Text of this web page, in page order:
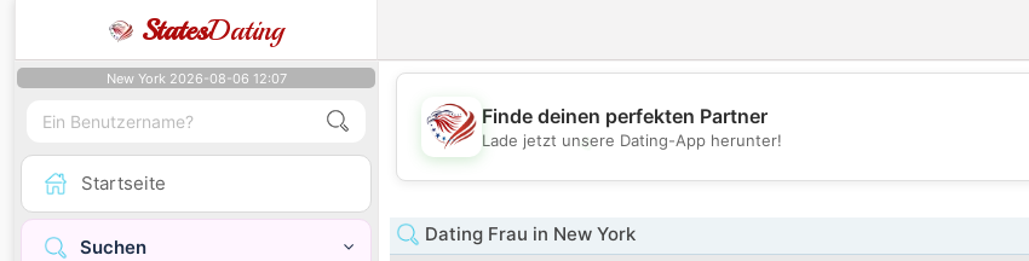
StatesDating
New York 2026-08-06 12:07
Startseite
Suchen
💕
Finde deinen perfekten Partner
Lade jetzt unsere Dating-App herunter!
Dating Frau in New York